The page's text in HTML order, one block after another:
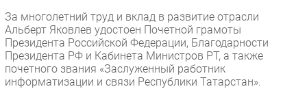
За многолетний труд и вклад в развитие отрасли
Альберт Яковлев удостоен Почетной грамоты
Президента Российской Федерации, Благодарности
Президента РФ и Кабинета Министров РТ, а также
почетного звания «Заслуженный работник
информатизации и связи Республики Татарстан».